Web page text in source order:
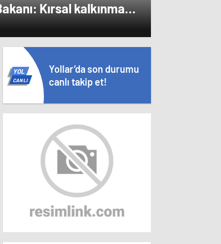
Kırsal kalkınmada
pozitif ayrımcılık
Yollar’da son durumu
canlı takip et!
YOL
CANLI